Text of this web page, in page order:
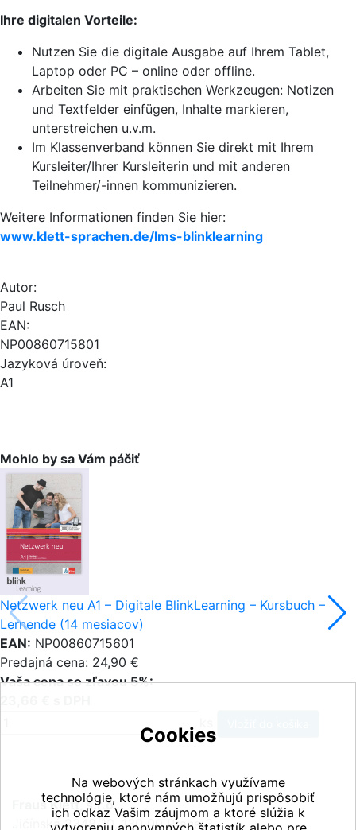
Ihre digitalen Vorteile:
Nutzen Sie die digitale Ausgabe auf Ihrem Tablet,
Laptop oder PC – online oder offline.
Arbeiten Sie mit praktischen Werkzeugen: Notizen
und Textfelder einfügen, Inhalte markieren,
unterstreichen u.v.m.
Im Klassenverband können Sie direkt mit Ihrem
Kursleiter/Ihrer Kursleiterin und mit anderen
Teilnehmer/-innen kommunizieren.
Weitere Informationen finden Sie hier:
www.klett-sprachen.de/lms-blinklearning
Autor:
Paul Rusch
EAN:
NP00860715801
Jazyková úroveň:
A1
Mohlo by sa Vám páčiť
Netzwerk neu A1 – Digitale BlinkLearning – Kursbuch –
Lernende (14 mesiacov)
EAN: NP00860715601
Predajná cena: 24,90 €
Vaša cena so zľavou 5%:
Fraus Klett, s.r.o.
Jičínská 2348/10, 130 00 Praha 3
Cookies
Na webových stránkach využívame
technológie, ktoré nám umožňujú prispôsobiť
ich odkaz Vašim záujmom a ktoré slúžia k